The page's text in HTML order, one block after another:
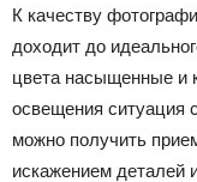
К качеству
доходит до
цвета насыщенные и
освещения ситуация
можно получить
искажением деталей